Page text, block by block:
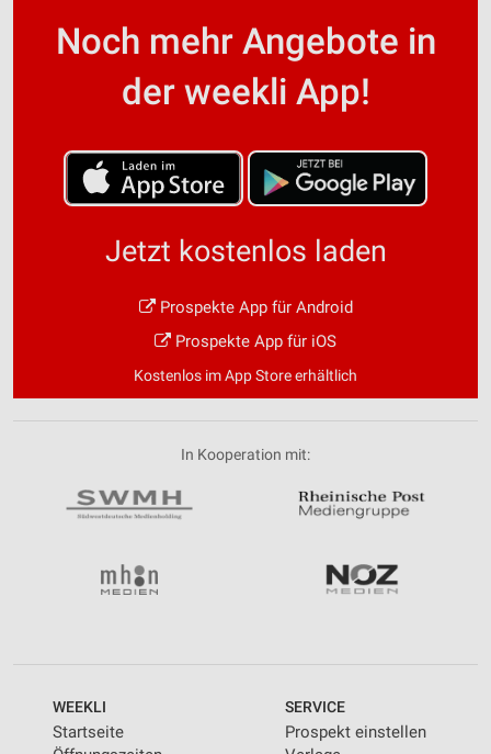
Noch mehr Angebote in
der weekli App!
Jetzt kostenlos laden
Prospekte App für Android
Prospekte App für iOS
Kostenlos im App Store erhältlich
In Kooperation mit:
WEEKLI
Startseite
SERVICE
Prospekt einstellen